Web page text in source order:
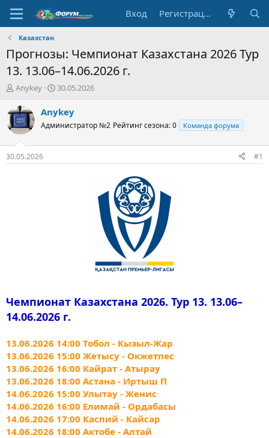
Вход Регистрация
Казахстан
Прогнозы: Чемпионат Казахстана 2026 Тур
13. 13.06–14.06.2026 г.
А
т
о
р
т
е
м
Anykey
Д
т
н
а
30.05.2026
Anykey
Администратор №2 Рейтинг сезона: 0 Команда форума
30.05.2026 #1
Чемпионат Казахстана 2026. Тур 13. 13.06–
14.06.2026 г.
13.06.2026 14:00 Тобол - Кызыл-Жар
13.06.2026 15:00 Жетысу - Окжетпес
13.06.2026 16:00 Кайрат - Атырау
13.06.2026 18:00 Астана - Иртыш П
14.06.2026 15:00 Улытау - Женис
14.06.2026 16:00 Елимай - Ордабасы
14.06.2026 17:00 Каспий - Кайсар
14.06.2026 18:00 Актобе - Алтай